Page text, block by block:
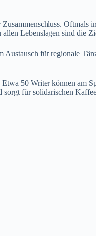
Lebenslagen sind die
für regionale
50 Writer können
für solidarischen